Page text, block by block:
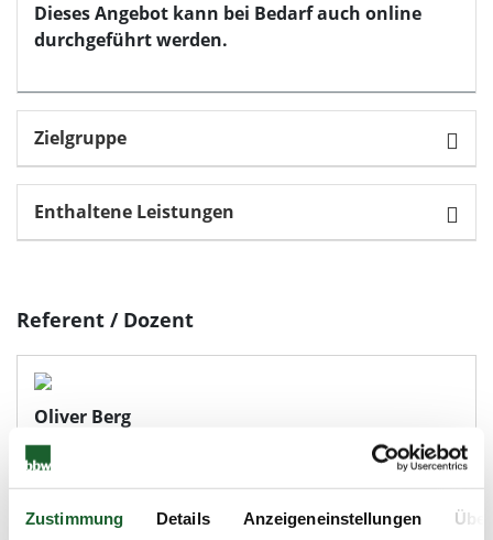
Zustimmung Details Anzeigeneinstellungen
Dieses Angebot kann bei Bedarf auch online
durchgeführt werden.
Zielgruppe
Enthaltene Leistungen
Referent / Dozent
Oliver Berg
zum Profil